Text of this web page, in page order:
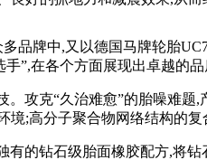
品牌中,又以德国马牌轮胎
”,在各个方面展现出卓越的
。攻克“久治难愈”的胎噪难
境;高分子聚合物网络结构的
有的钻石级胎面橡胶配方,将